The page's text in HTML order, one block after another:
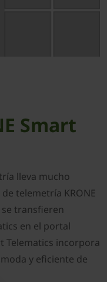
Smart
lleva mucho
telemetría KRONE
transfieren
en el portal
Telematics incorpora
y eficiente de